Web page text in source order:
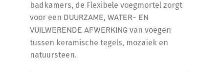
badkamers, de Flexibele voegmortel zorgt
voor een DUURZAME, WATER- EN
VUILWERENDE AFWERKING van voegen
tussen keramische tegels, mozaïek en
natuursteen.